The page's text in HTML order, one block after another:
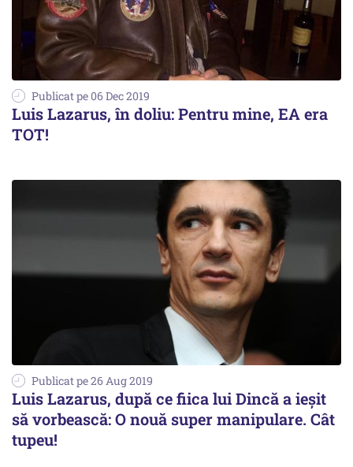
Publicat pe 06 Dec 2019
Luis Lazarus, în doliu: Pentru mine, EA era
TOT!
Publicat pe 26 Aug 2019
Luis Lazarus, după ce fiica lui Dincă a ieșit
să vorbească: O nouă super manipulare. Cât
tupeu!